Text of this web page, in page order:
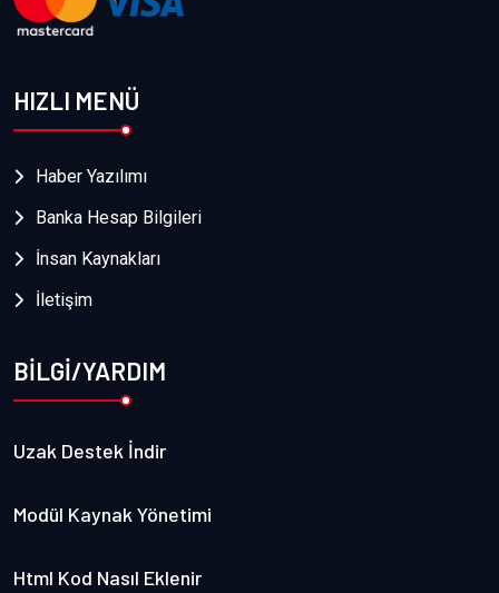
HIZLI MENÜ
Haber Yazılımı
Banka Hesap Bilgileri
İnsan Kaynakları
İletişim
BİLGİ/YARDIM
Uzak Destek İndir
Modül Kaynak Yönetimi
Html Kod Nasıl Eklenir